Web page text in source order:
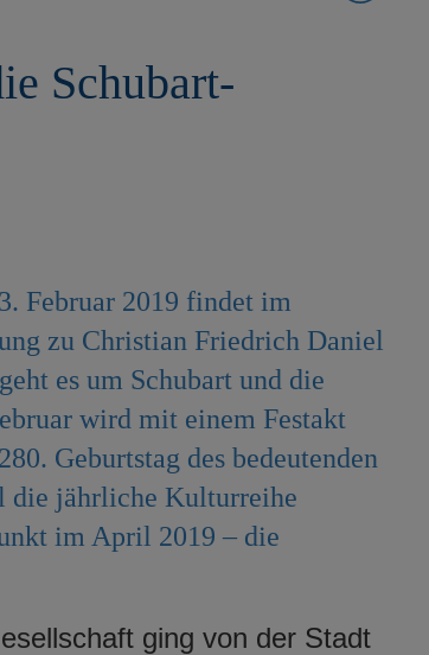
Schubart-
Februar 2019 findet im
zu Christian Friedrich Daniel
es um Schubart und die
wird mit einem Festakt
Geburtstag des bedeutenden
die jährliche Kulturreihe
im April 2019 – die
ging von der Stadt